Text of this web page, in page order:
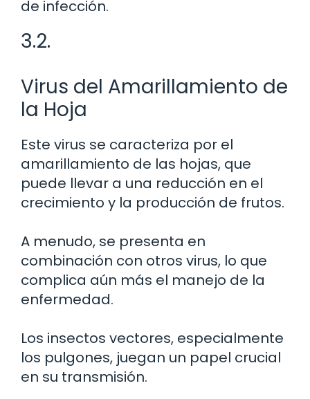
de infección.
3.2.
Virus del Amarillamiento de
la Hoja
Este virus se caracteriza por el
amarillamiento de las hojas, que
puede llevar a una reducción en el
crecimiento y la producción de frutos.
A menudo, se presenta en
combinación con otros virus, lo que
complica aún más el manejo de la
enfermedad.
Los insectos vectores, especialmente
los pulgones, juegan un papel crucial
en su transmisión.